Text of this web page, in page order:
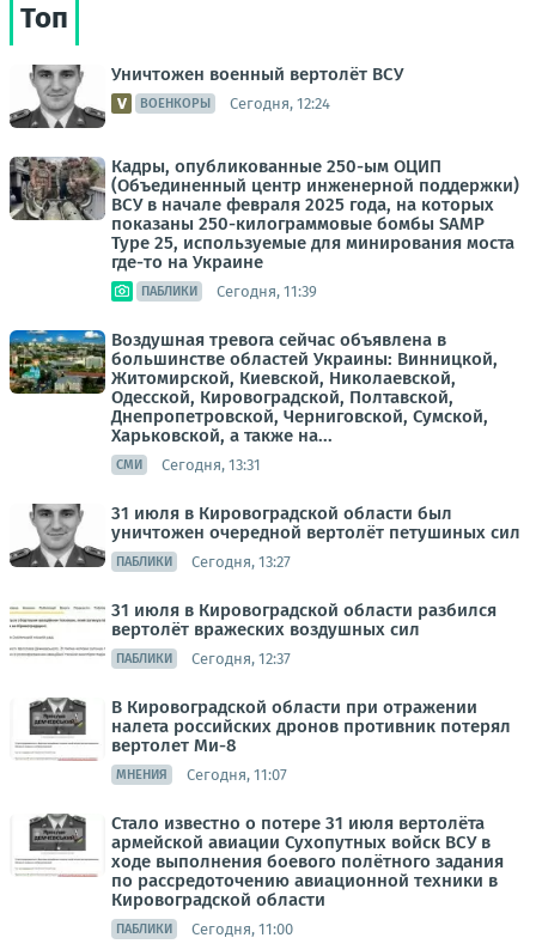
Топ
Уничтожен военный вертолёт ВСУ
ВОЕНКОРЫ Сегодня, 12:24
Кадры, опубликованные 250-ым ОЦИП
(Объединенный центр инженерной поддержки)
ВСУ в начале февраля 2025 года, на которых
показаны 250-килограммовые бомбы SAMP
Type 25, используемые для минирования моста
где-то на Украине
ПАБЛИКИ Сегодня, 11:39
Воздушная тревога сейчас объявлена в
большинстве областей Украины: Винницкой,
Житомирской, Киевской, Николаевской,
Одесской, Кировоградской, Полтавской,
Днепропетровской, Черниговской, Сумской,
Харьковской, а также на...
СМИ Сегодня, 13:31
31 июля в Кировоградской области был
уничтожен очередной вертолёт петушиных сил
ПАБЛИКИ Сегодня, 13:27
31 июля в Кировоградской области разбился
вертолёт вражеских воздушных сил
ПАБЛИКИ Сегодня, 12:37
В Кировоградской области при отражении
налета российских дронов противник потерял
вертолет Ми-8
МНЕНИЯ Сегодня, 11:07
Стало известно о потере 31 июля вертолёта
армейской авиации Сухопутных войск ВСУ в
ходе выполнения боевого полётного задания
по рассредоточению авиационной техники в
Кировоградской области
ПАБЛИКИ Сегодня, 11:00